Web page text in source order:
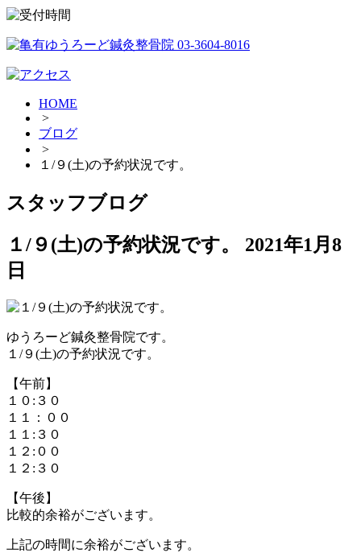
HOME
>
ブログ
>
１/９(土)の予約状況です。
スタッフブログ
１/９(土)の予約状況です。
2021年1月8
日
ゆうろーど鍼灸整骨院です。
１/９(土)の予約状況です。
【午前】
１０:３０
１１：００
１１:３０
１２:００
１２:３０
【午後】
比較的余裕がございます。
上記の時間に余裕がございます。